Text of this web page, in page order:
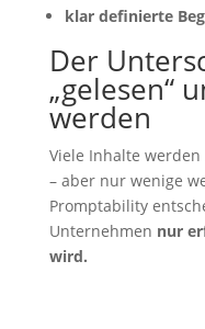
klar definierte
Der
„gelesen“
werden
Viele Inhalte werden
– aber nur wenige
Promptability
Unternehmen nur
wird.